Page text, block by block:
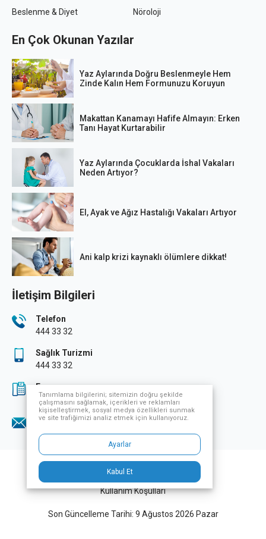
Beslenme & Diyet
Nöroloji
En Çok Okunan Yazılar
Yaz Aylarında Doğru Beslenmeyle Hem
Zinde Kalın Hem Formunuzu Koruyun
Makattan Kanamayı Hafife Almayın: Erken
Tanı Hayat Kurtarabilir
Yaz Aylarında Çocuklarda İshal Vakaları
Neden Artıyor?
El, Ayak ve Ağız Hastalığı Vakaları Artıyor
Ani kalp krizi kaynaklı ölümlere dikkat!
İletişim Bilgileri
Telefon
444 33 32
Sağlık Turizmi
444 33 32
Fax
0224 249 70 07
E-Posta
info@nevsaglikgrubu.com
Nev Sağlık Grubu. Tüm Hakları Saklıdır.
Kullanım Koşulları
Son Güncelleme Tarihi: 9 Ağustos 2026 Pazar
Tanımlama bilgilerini; sitemizin doğru şekilde
çalışmasını sağlamak, içerikleri ve reklamları
kişiselleştirmek, sosyal medya özellikleri sunmak
ve site trafiğimizi analiz etmek için kullanıyoruz.
Ayarlar
Kabul Et